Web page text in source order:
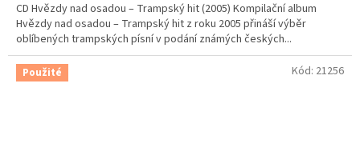
CD Hvězdy nad osadou – Trampský hit (2005) Kompilační album
Hvězdy nad osadou – Trampský hit z roku 2005 přináší výběr
oblíbených trampských písní v podání známých českých...
Použité Kód: 21256